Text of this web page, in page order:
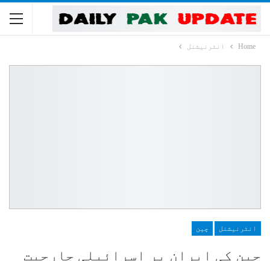
Home انٹرنیشنل
انٹرنیشنل چین
چین کی ایران پر اسرائیلی جارحیت